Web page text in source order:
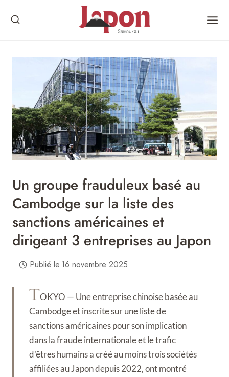
Un groupe frauduleux basé au
Cambodge sur la liste des
sanctions américaines et
dirigeant 3 entreprises au Japon
Publié le 16 novembre 2025
TOKYO — Une entreprise chinoise basée au
Cambodge et inscrite sur une liste de
sanctions américaines pour son implication
dans la fraude internationale et le trafic
d'êtres humains a créé au moins trois sociétés
affiliées au Japon depuis 2022, ont montré